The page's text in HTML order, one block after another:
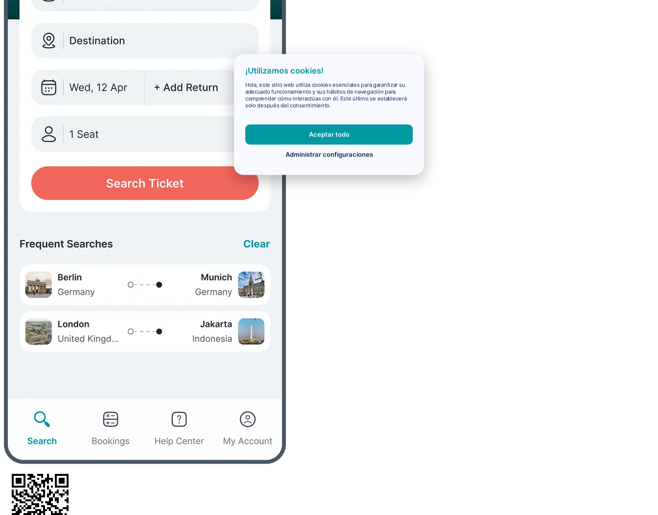
¡Utilizamos cookies!
Hola, este sitio web utiliza cookies esenciales para garantizar su
adecuado funcionamiento y sus hábitos de navegación para
comprender cómo interactúas con él. Este último se establecerá
solo después del consentimiento.
Aceptar todo
Administrar configuraciones